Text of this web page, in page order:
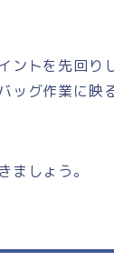
ントを先回り
ッグ作業に映
ましょう。